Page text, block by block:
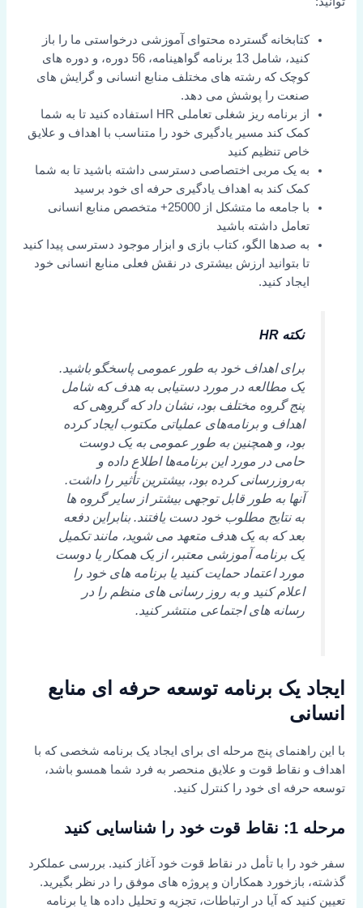
کتابخانه گسترده محتوای آموزشی درخواستی ما را باز
کنید، شامل 13 برنامه گواهینامه، 56 دوره، و دوره های
کوچک که رشته های مختلف منابع انسانی و گرایش های
صنعت را پوشش می دهد.
از برنامه ریز شغلی تعاملی HR استفاده کنید تا به شما
کمک کند مسیر یادگیری خود را متناسب با اهداف و علایق
خاص تنظیم کنید
به یک مربی اختصاصی دسترسی داشته باشید تا به شما
کمک کند به اهداف یادگیری حرفه ای خود برسید
با جامعه ما متشکل از 25000+ متخصص منابع انسانی
تعامل داشته باشید
به صدها الگو، کتاب بازی و ابزار موجود دسترسی پیدا کنید
تا بتوانید ارزش بیشتری در نقش فعلی منابع انسانی خود
ایجاد کنید.
نکته HR
برای اهداف خود به طور عمومی پاسخگو باشید.
یک مطالعه در مورد دستیابی به هدف که شامل
پنج گروه مختلف بود، نشان داد که گروهی که
اهداف و برنامه‌های عملیاتی مکتوب ایجاد کرده
بود، و همچنین به طور عمومی به یک دوست
حامی در مورد این برنامه‌ها اطلاع داده و
به‌روزرسانی کرده بود، بیشترین تأثیر را داشت.
آنها به طور قابل توجهی بیشتر از سایر گروه ها
به نتایج مطلوب خود دست یافتند. بنابراین دفعه
بعد که به یک هدف متعهد می شوید، مانند تکمیل
یک برنامه آموزشی معتبر، از یک همکار یا دوست
مورد اعتماد حمایت کنید یا برنامه های خود را
اعلام کنید و به روز رسانی های منظم را در
رسانه های اجتماعی منتشر کنید.
ایجاد یک برنامه توسعه حرفه ای منابع
انسانی
با این راهنمای پنج مرحله ای برای ایجاد یک برنامه شخصی که با
اهداف و نقاط قوت و علایق منحصر به فرد شما همسو باشد،
توسعه حرفه ای خود را کنترل کنید.
مرحله 1: نقاط قوت خود را شناسایی کنید
سفر خود را با تأمل در نقاط قوت خود آغاز کنید. بررسی عملکرد
گذشته، بازخورد همکاران و پروژه های موفق را در نظر بگیرید.
تعیین کنید که آیا در ارتباطات، تجزیه و تحلیل داده ها یا برنامه